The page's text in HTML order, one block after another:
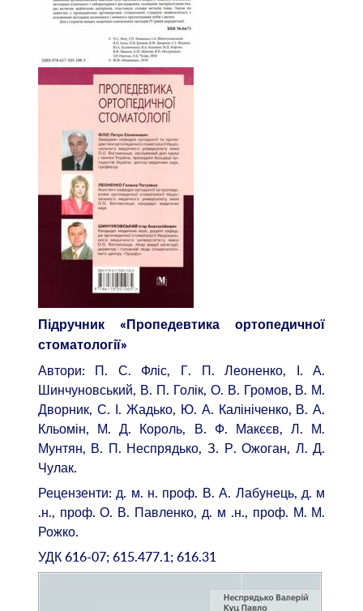
Підручник «Пропедевтика ортопедичної
стоматології»
Автори: П. С. Фліс, Г. П. Леоненко, І. А.
Шинчуновський, В. П. Голік, О. В. Громов, В. М.
Дворник, С. І. Жадько, Ю. А. Калініченко, В. А.
Кльомін, М. Д. Король, В. Ф. Макєєв, Л. М.
Мунтян, В. П. Неспрядько, З. Р. Ожоган, Л. Д.
Чулак.
Рецензенти: д. м. н. проф. В. А. Лабунець, д. м
.н., проф. О. В. Павленко, д. м .н., проф. М. М.
Рожко.
УДК 616-07; 615.477.1; 616.31